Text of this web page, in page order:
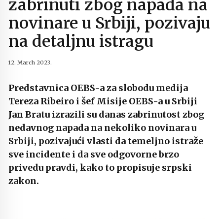
zabrinuti zbog napada na
novinare u Srbiji, pozivaju
na detaljnu istragu
12. March 2023.
Predstavnica OEBS-a za slobodu medija
Tereza Ribeiro i šef Misije OEBS-a u Srbiji
Jan Bratu izrazili su danas zabrinutost zbog
nedavnog napada na nekoliko novinara u
Srbiji, pozivajući vlasti da temeljno istraže
sve incidente i da sve odgovorne brzo
privedu pravdi, kako to propisuje srpski
zakon.